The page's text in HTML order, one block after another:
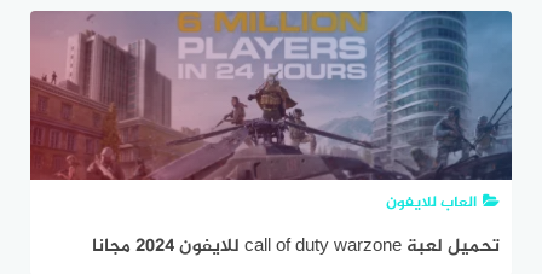
العاب للايفون
تحميل لعبة call of duty warzone للايفون 2024 مجانا